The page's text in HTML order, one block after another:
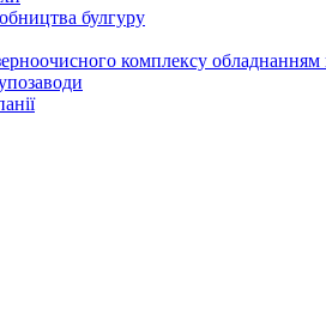
булгуру
комплексу